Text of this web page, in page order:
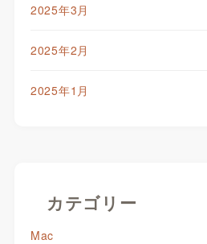
2025年3月
2025年2月
2025年1月
カテゴリー
Mac